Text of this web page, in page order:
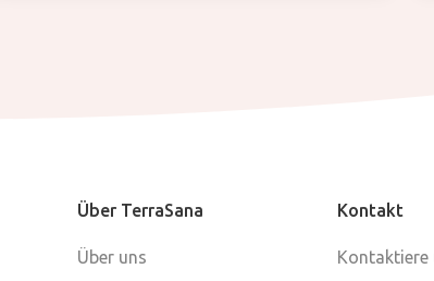
Über TerraSana
Über uns
Kontakt
Kontaktiere